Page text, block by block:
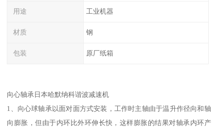
用途 工业机器
材质 钢
包装 原厂纸箱
向心轴承日本哈默纳科谐波减速机
1、向心球轴承以面对面方式安装，工作时主轴由于温升作径向和轴
向膨胀，但由于内环比外环伸长快，这样膨胀的结果对轴承内环产